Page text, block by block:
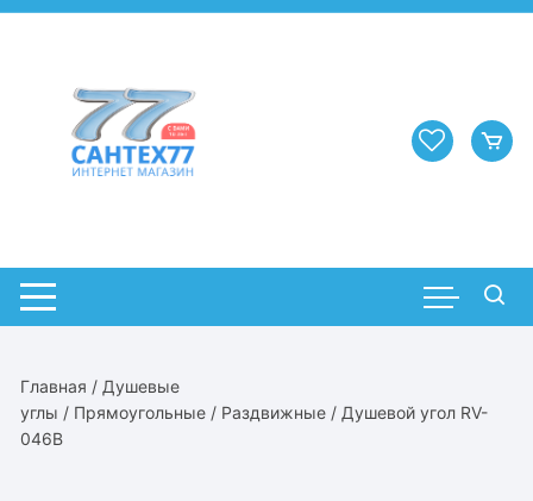
Перейти
Главная / Душевые
углы / Прямоугольные / Раздвижные / Душевой угол RV-
046B